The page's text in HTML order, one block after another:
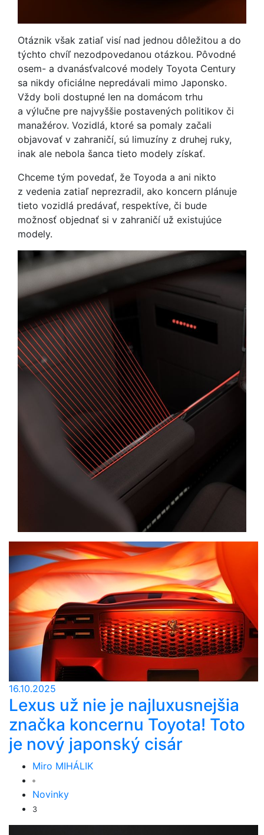
Otáznik však zatiaľ visí nad jednou dôležitou a do
týchto chvíľ nezodpovedanou otázkou. Pôvodné
osem- a dvanásťvalcové modely Toyota Century
sa nikdy oficiálne nepredávali mimo Japonsko.
Vždy boli dostupné len na domácom trhu
a výlučne pre najvyššie postavených politikov či
manažérov. Vozidlá, ktoré sa pomaly začali
objavovať v zahraničí, sú limuzíny z druhej ruky,
inak ale nebola šanca tieto modely získať.
Chceme tým povedať, že Toyoda a ani nikto
z vedenia zatiaľ neprezradil, ako koncern plánuje
tieto vozidlá predávať, respektíve, či bude
možnosť objednať si v zahraničí už existujúce
modely.
16.10.2025
Lexus už nie je najluxusnejšia
značka koncernu Toyota! Toto
je nový japonský cisár
Miro MIHÁLIK
Novinky
3